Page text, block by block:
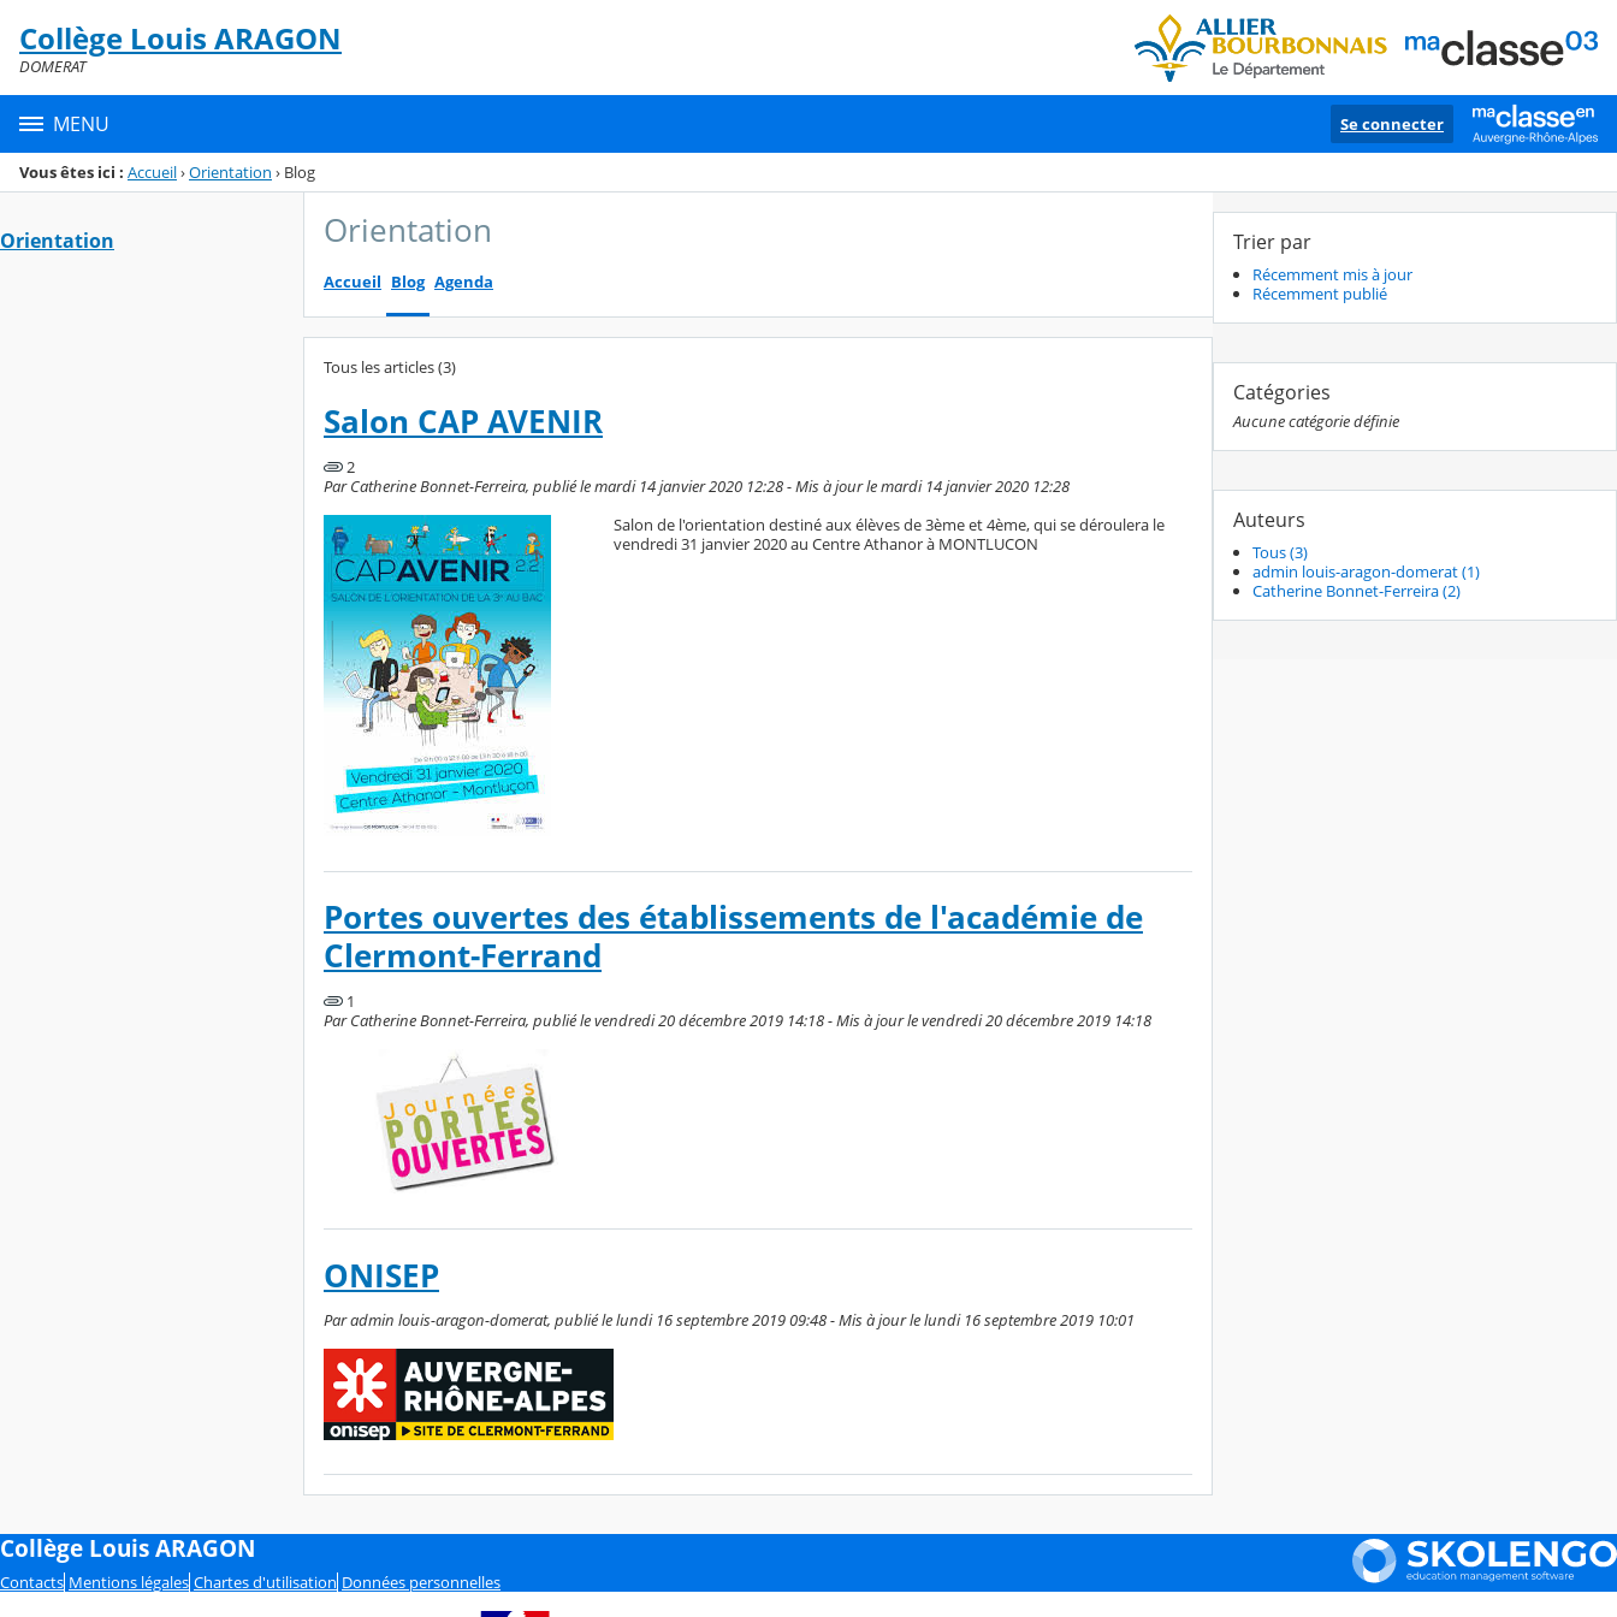
Menu de la rubrique
Contenu
Collège Louis ARAGON
DOMERAT
MENU Se connecter
Vous êtes ici : Accueil›Orientation › Blog
Orientation Orientation
Accueil Blog Agenda
Tous les articles (3)
Salon CAP AVENIR
2
Par Catherine Bonnet-Ferreira, publié le mardi 14 janvier 2020 12:28 - Mis à jour le mardi 14 janvier 2020 12:28
Salon de l'orientation destiné aux élèves de 3ème et 4ème, qui se déroulera le
vendredi 31 janvier 2020 au Centre Athanor à MONTLUCON
Portes ouvertes des établissements de l'académie de
Clermont-Ferrand
1
Par Catherine Bonnet-Ferreira, publié le vendredi 20 décembre 2019 14:18 - Mis à jour le vendredi 20 décembre 2019 14:18
ONISEP
Par admin louis-aragon-domerat, publié le lundi 16 septembre 2019 09:48 - Mis à jour le lundi 16 septembre 2019 10:01
Trier par
Récemment mis à jour
Récemment publié
Catégories
Aucune catégorie définie
Auteurs
Tous (3)
admin louis-aragon-domerat (1)
Catherine Bonnet-Ferreira (2)
Collège Louis ARAGON
Contacts Mentions légales Chartes d'utilisation Données personnelles